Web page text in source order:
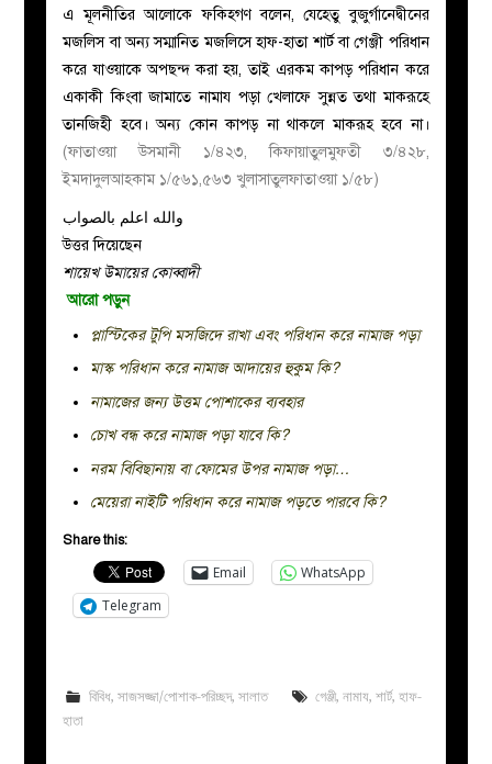
এ মূলনীতির আলোকে ফকিহগণ বলেন, যেহেতু বুজুর্গানেদ্বীনের
মজলিস বা অন্য সম্মানিত মজলিসে হাফ-হাতা শার্ট বা গেঞ্জী পরিধান
করে যাওয়াকে অপছন্দ করা হয়, তাই এরকম কাপড় পরিধান করে
একাকী কিংবা জামাতে নামায পড়া খেলাফে সুন্নত তথা মাকরূহে
তানজিহী হবে। অন্য কোন কাপড় না থাকলে মাকরূহ হবে না।
(ফাতাওয়া উসমানী ১/৪২৩, কিফায়াতুলমুফতী ৩/৪২৮,
ইমদাদুলআহকাম ১/৫৬১,৫৬৩ খুলাসাতুলফাতাওয়া ১/৫৮)
والله اعلم بالصواب
উত্তর দিয়েছেন
শায়েখ উমায়ের কোব্বাদী
আরো পড়ুন
প্লাস্টিকের টুপি মসজিদে রাখা এবং পরিধান করে নামাজ পড়া
মাস্ক পরিধান করে নামাজ আদায়ের হুকুম কি?
নামাজের জন্য উত্তম পোশাকের ব্যবহার
চোখ বন্ধ করে নামাজ পড়া যাবে কি?
নরম বিবিছানায় বা ফোমের উপর নামাজ পড়া…
মেয়েরা নাইটি পরিধান করে নামাজ পড়তে পারবে কি?
Share this:
Email
WhatsApp
Telegram
বিবিধ, সাজসজ্জা/পোশাক-পরিচ্ছদ, সালাত গেঞ্জী, নামায, শার্ট, হাফ-
হাতা